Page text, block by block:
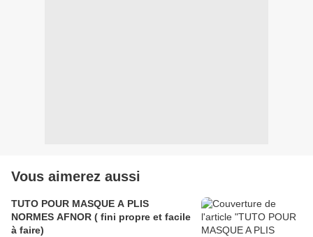
Vous aimerez aussi
TUTO POUR MASQUE A PLIS
NORMES AFNOR ( fini propre et facile
à faire)